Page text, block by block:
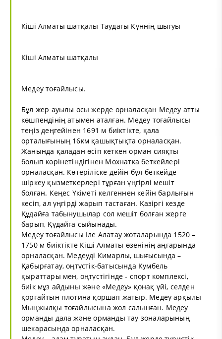
Кіші Алматы шатқалы Таудағы Күннің шығуы
Кіші Алматы шатқалы
Медеу тоғайлысы.
Бұл жер ауылы осы жерде орналасқан Медеу атты
көшпендінің атымен аталған. Медеу тоғайлысы
теңіз деңгейінен 1691 м биіктікте, қала
орталығының 16км қашықтықта орналасқан.
Жанында қаладан өсіп кеткен орман сияқты
болып көрінетіндігінен Мохнатка беткейлері
орналасқан. Көтеріліске дейін бұл беткейде
шіркеу қызметкерлері тұрған үңгірлі мешіт
болған. Кеңес Үкіметі келгеннен кейін барлығын
кесіп, ал үңгірді жарып тастаған. Қазіргі кезде
Құдайға табынушылар сол мешіт болған жерге
барып, Құдайға сыйынады.
Медеу тоғайлысы Іле Алатау жоталарында 1520 –
1750 м биіктікте Кіші Алматы өзенінің аңғарында
орналасқан. Медеуді Кимарлы, шығысында –
Қабырғатау, оңтүстік-батысында Кумбель
қыраттары мен, оңтүстігінде - спорт комплексі,
биік мұз айдыны және «Медеу» қонақ үйі, селден
қорғайтын плотина қоршап жатыр. Медеу арқылы
Мыңжылқы тоғайлысына жол салынған. Медеу
орманды дала және орманды тау зоналарының
шекарасында орналасқан.